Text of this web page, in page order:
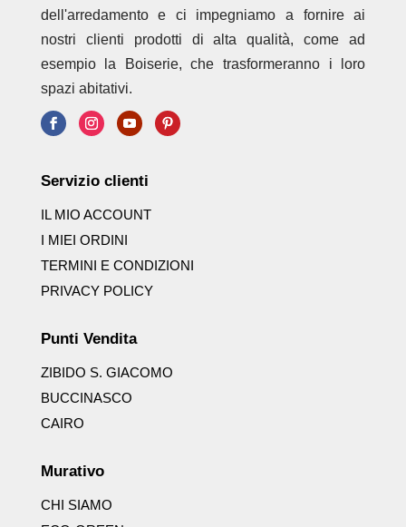
dell'arredamento e ci impegniamo a fornire ai
nostri clienti prodotti di alta qualità, come ad
esempio la Boiserie, che trasformeranno i loro
spazi abitativi.
Servizio clienti
IL MIO ACCOUNT
I MIEI ORDINI
TERMINI E CONDIZIONI
PRIVACY POLICY
Punti Vendita
ZIBIDO S. GIACOMO
BUCCINASCO
CAIRO
Murativo
CHI SIAMO